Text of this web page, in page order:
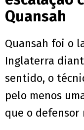
Quansah
Quansah foi o
Inglaterra
sentido, o
pelo menos
que o defensor